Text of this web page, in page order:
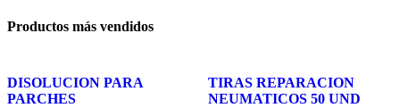
Productos más vendidos
DISOLUCION PARA
PARCHES
TIRAS REPARACION
NEUMATICOS 50 UND